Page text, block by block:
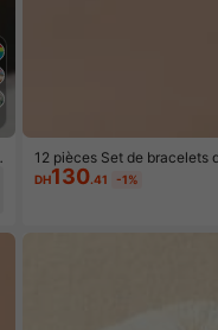
12 pièces Set de bracelets
cances à la plage
DH130.41 -1%